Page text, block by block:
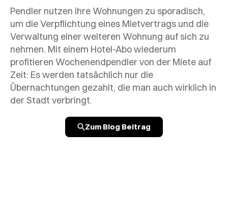
Pendler nutzen ihre Wohnungen zu sporadisch,
um die Verpflichtung eines Mietvertrags und die
Verwaltung einer weiteren Wohnung auf sich zu
nehmen. Mit einem Hotel-Abo wiederum
profitieren Wochenendpendler von der Miete auf
Zeit: Es werden tatsächlich nur die
Übernachtungen gezahlt, die man auch wirklich in
der Stadt verbringt.
Zum Blog Beitrag